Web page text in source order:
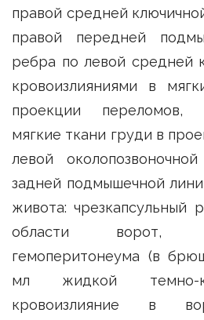
правой средней
правой передней
ребра по левой средней
кровоизлияниями в
проекции переломов,
мягкие ткани груди в
левой
задней подмышечной
живота: чрезкапсульный
области ворот,
гемоперитонеума (в
мл жидкой темно-
кровоизлияние в